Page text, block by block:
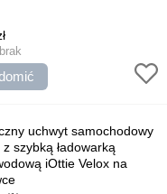
cechy:
jako stojak,
design
uchwyt samochodowy
szybką ładowarką
iOttie Velox na